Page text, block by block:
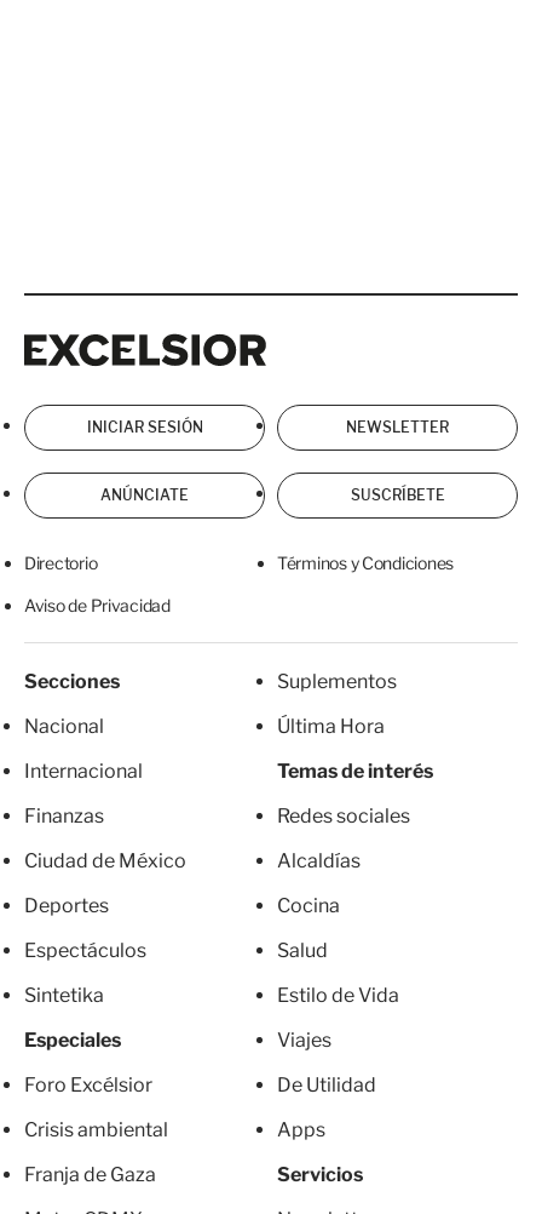
INICIAR SESIÓN NEWSLETTER
ANÚNCIATE SUSCRÍBETE
Directorio Términos y Condiciones
Aviso de Privacidad
Secciones
Nacional
Internacional
Finanzas
Ciudad de México
Deportes
Espectáculos
Sintetika
Especiales
Foro Excélsior
Crisis ambiental
Franja de Gaza
Suplementos
Última Hora
Temas de interés
Redes sociales
Alcaldías
Cocina
Salud
Estilo de Vida
Viajes
De Utilidad
Apps
Servicios